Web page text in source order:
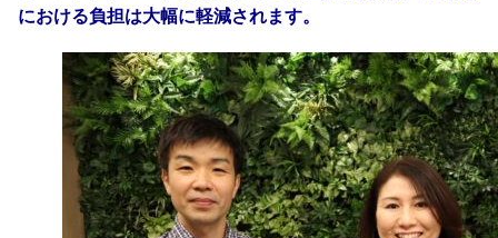
における負担は大幅に軽減されます。